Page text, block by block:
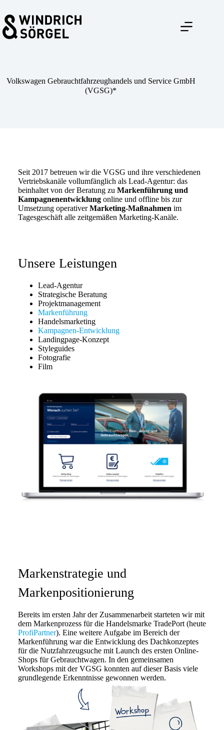
Inhalt
springen
Volkswagen Gebrauchtfahrzeughandels und Service GmbH
(VGSG)*
Seit 2017 betreuen wir die VGSG und ihre verschiedenen
Vertriebskanäle vollumfänglich als Lead-Agentur: das
beinhaltet von der Beratung zu Markenführung und
Kampagnenentwicklungonline und offline bis zur
Umsetzung operativerMarketing-Maßnahmen im
Tagesgeschäft alle zeitgemäßen Marketing-Kanäle.
Unsere Leistungen
Lead-Agentur
Strategische Beratung
Projektmanagement
Markenführung
Handelsmarketing
Kampagnen-Entwicklung
Landingpage-Konzept
Styleguides
Fotografie
Film
Markenstrategie und
Markenpositionierung
Bereits im ersten Jahr der Zusammenarbeit starteten wir mit
dem Markenprozess für die Handelsmarke TradePort (heute
ProfiPartner). Eine weitere Aufgabe im Bereich der
Markenführung war die Entwicklung des Dachkonzeptes
für die Nutzfahrzeugsuche mit Launch des ersten Online-
Shops für Gebrauchtwagen. In den gemeinsamen
Workshops mit der VGSG konnten auf dieser Basis viele
grundlegende Erkenntnisse gewonnen werden.